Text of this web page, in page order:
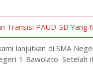
Transisi PAUD-SD Yang
lanjutkan di SMA
1 Bawolato. Setelah